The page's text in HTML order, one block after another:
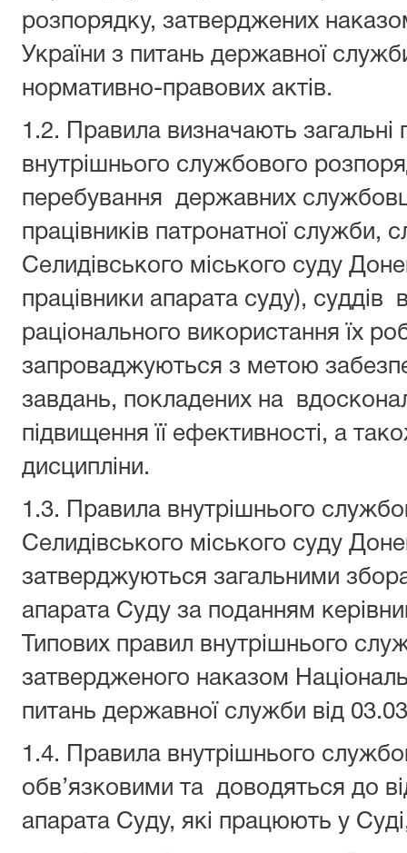
розпорядку, затверджених
України з питань державної
нормативно-правових актів.
1.2. Правила визначають загальні
внутрішнього службового
перебування державних
працівників патронатної служби,
Селидівського міського суду
працівники апарата суду), суддів
раціонального використання їх
запроваджуються з метою
завдань, покладених на
підвищення її ефективності, а
дисципліни.
1.3. Правила внутрішнього
Селидівського міського суду
затверджуються загальними
апарата Суду за поданням
Типових правил внутрішнього
затвердженого наказом
питань державної служби від
1.4. Правила внутрішнього
обв’язковими та доводяться до
апарата Суду, які працюють у